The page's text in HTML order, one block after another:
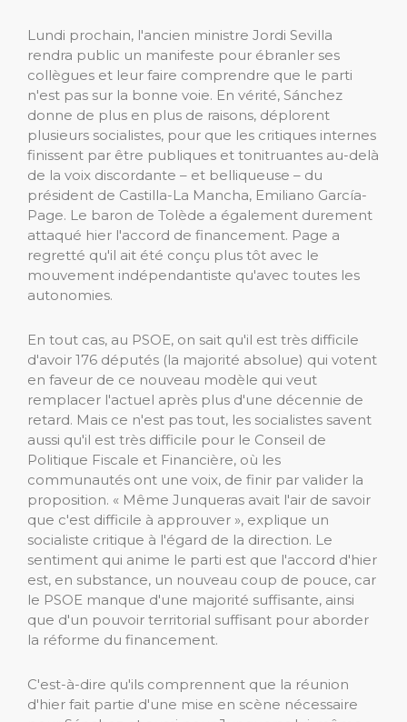
Lundi prochain, l'ancien ministre Jordi Sevilla
rendra public un manifeste pour ébranler ses
collègues et leur faire comprendre que le parti
n'est pas sur la bonne voie. En vérité, Sánchez
donne de plus en plus de raisons, déplorent
plusieurs socialistes, pour que les critiques internes
finissent par être publiques et tonitruantes au-delà
de la voix discordante – et belliqueuse – du
président de Castilla-La Mancha, Emiliano García-
Page. Le baron de Tolède a également durement
attaqué hier l'accord de financement. Page a
regretté qu'il ait été conçu plus tôt avec le
mouvement indépendantiste qu'avec toutes les
autonomies.
En tout cas, au PSOE, on sait qu'il est très difficile
d'avoir 176 députés (la majorité absolue) qui votent
en faveur de ce nouveau modèle qui veut
remplacer l'actuel après plus d'une décennie de
retard. Mais ce n'est pas tout, les socialistes savent
aussi qu'il est très difficile pour le Conseil de
Politique Fiscale et Financière, où les
communautés ont une voix, de finir par valider la
proposition. « Même Junqueras avait l'air de savoir
que c'est difficile à approuver », explique un
socialiste critique à l'égard de la direction. Le
sentiment qui anime le parti est que l'accord d'hier
est, en substance, un nouveau coup de pouce, car
le PSOE manque d'une majorité suffisante, ainsi
que d'un pouvoir territorial suffisant pour aborder
la réforme du financement.
C'est-à-dire qu'ils comprennent que la réunion
d'hier fait partie d'une mise en scène nécessaire